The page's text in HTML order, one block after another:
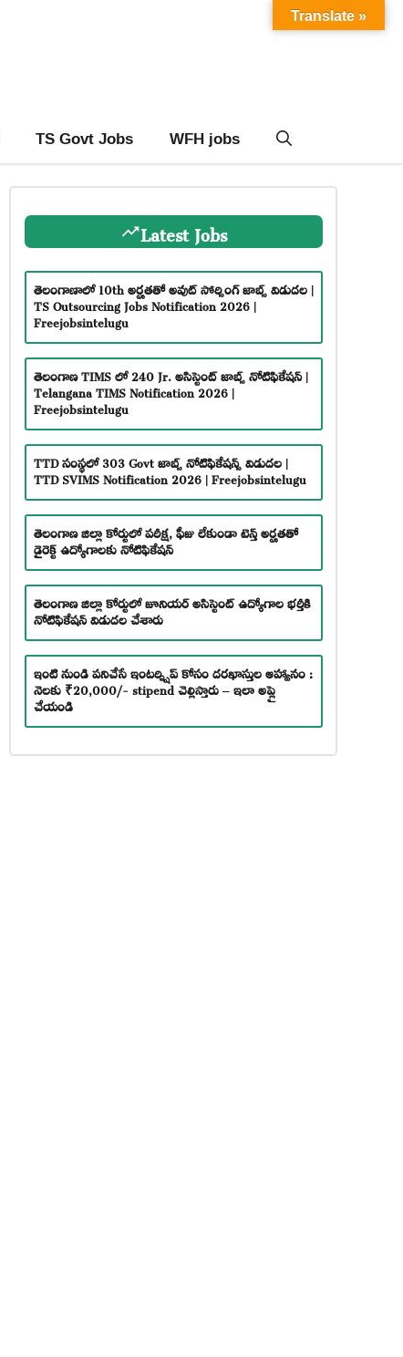
TS Govt Jobs WFH jobs
Latest Jobs
తెలంగాణాలో 10th అర్హతతో అవుట్ సోర్సింగ్ జాబ్స్ విడుదల |
TS Outsourcing Jobs Notification 2026 |
Freejobsintelugu
తెలంగాణ TIMS లో 240 Jr. అసిస్టెంట్ జాబ్స్ నోటిఫికేషన్ |
Telangana TIMS Notification 2026 |
Freejobsintelugu
TTD సంస్థలో 303 Govt జాబ్స్ నోటిఫికేషన్స్ విడుదల |
TTD SVIMS Notification 2026 | Freejobsintelugu
తెలంగాణ జిల్లా కోర్టులో పరీక్ష, ఫీజు లేకుండా టెన్త్ అర్హతతో
డైరెక్ట్ ఉద్యోగాలకు నోటిఫికేషన్
తెలంగాణ జిల్లా కోర్టులో జూనియర్ అసిస్టెంట్ ఉద్యోగాల భర్తీకి
నోటిఫికేషన్ విడుదల చేశారు
ఇంటి నుండి పనిచేసే ఇంటర్న్షిప్ కోసం దరఖాస్తుల ఆహ్వానం :
నెలకు ₹20,000/- stipend చెల్లిస్తారు – ఇలా అప్లై
చేయండి
Translate »